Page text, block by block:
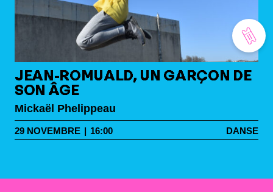
JEAN-ROMUALD, UN GARÇON DE
SON ÂGE
Mickaël Phelippeau
29 NOVEMBRE | 16:00 DANSE